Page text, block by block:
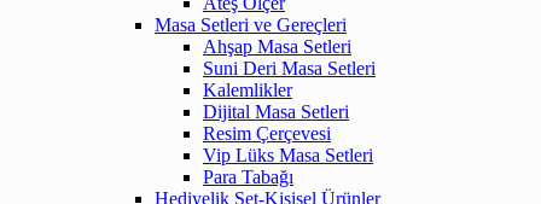
Masa Setleri ve Gereçleri
Ahşap Masa Setleri
Suni Deri Masa Setleri
Kalemlikler
Dijital Masa Setleri
Resim Çerçevesi
Vip Lüks Masa Setleri
Para Tabağı
Hediyelik Set-Kişisel Ürünler